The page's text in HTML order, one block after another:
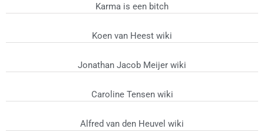
Karma is een bitch
Koen van Heest wiki
Jonathan Jacob Meijer wiki
Caroline Tensen wiki
Alfred van den Heuvel wiki